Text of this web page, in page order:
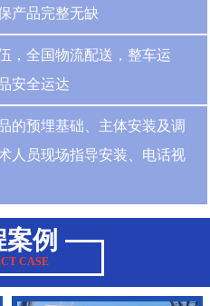
产品完整无缺
，全国物流配送，整车运
安全运达
的预埋基础、主体安装及调
人员现场指导安装、电话视
例
CASE